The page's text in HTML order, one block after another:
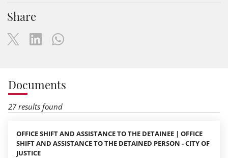
Share
Documents
27 results found
OFFICE SHIFT AND ASSISTANCE TO THE DETAINEE | OFFICE
SHIFT AND ASSISTANCE TO THE DETAINED PERSON - CITY OF
JUSTICE